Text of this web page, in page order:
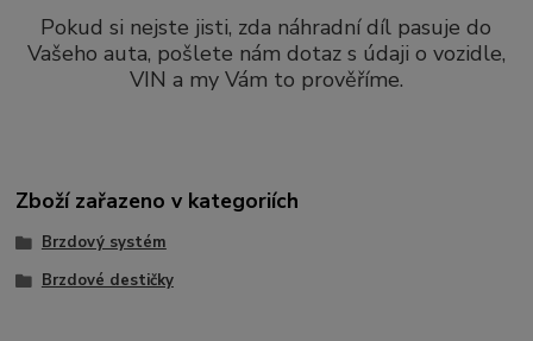
Pokud si nejste jisti, zda náhradní díl pasuje do
Vašeho auta, pošlete nám dotaz s údaji o vozidle,
VIN a my Vám to prověříme.
Zboží zařazeno v kategoriích
Brzdový systém
Brzdové destičky